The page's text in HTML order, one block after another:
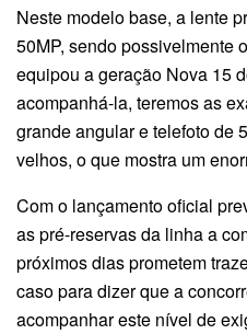
Neste modelo base, a lente
50MP, sendo possivelmente
equipou a geração Nova 15
acompanhá-la, teremos as
grande angular e telefoto de
velhos, o que mostra um
Com o lançamento oficial
as pré-reservas da linha a
próximos dias prometem
caso para dizer que a
acompanhar este nível de